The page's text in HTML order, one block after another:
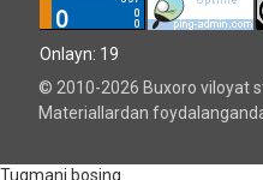
Onlayn: 19
© 2010-2026 Buxoro viloyat
Materiallardan
Tugmani bosing